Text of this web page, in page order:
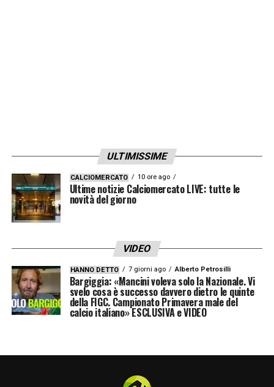
ULTIMISSIME
CALCIOMERCATO 10 ore ago
Ultime notizie Calciomercato LIVE: tutte le
novità del giorno
VIDEO
HANNO DETTO 7 giorni ago Alberto Petrosilli
Bargiggia: «Mancini voleva solo la Nazionale. Vi
svelo cosa è successo davvero dietro le quinte
della FIGC. Campionato Primavera male del
calcio italiano» ESCLUSIVA e VIDEO